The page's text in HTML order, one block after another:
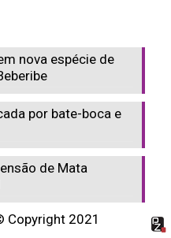
nova espécie de
por bate-boca e
de Mata
Copyright 2021